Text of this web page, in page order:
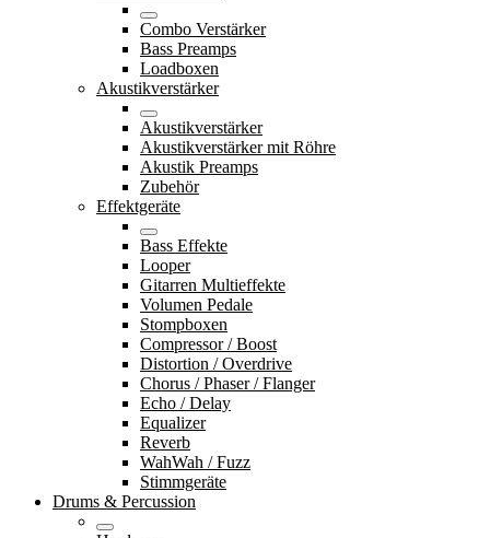
Combo Verstärker
Bass Preamps
Loadboxen
Akustikverstärker
Akustikverstärker
Akustikverstärker mit Röhre
Akustik Preamps
Zubehör
Effektgeräte
Bass Effekte
Looper
Gitarren Multieffekte
Volumen Pedale
Stompboxen
Compressor / Boost
Distortion / Overdrive
Chorus / Phaser / Flanger
Echo / Delay
Equalizer
Reverb
WahWah / Fuzz
Stimmgeräte
Drums & Percussion